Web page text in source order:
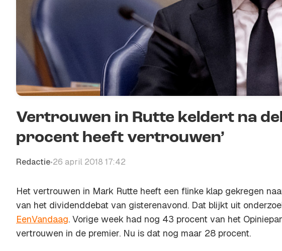
Vertrouwen in Rutte keldert na
procent heeft vertrouwen’
Redactie•26 april 2018 17:42
Het vertrouwen in Mark Rutte heeft een flinke klap gekregen
van het dividenddebat van gisterenavond. Dat blijkt uit
EenVandaag. Vorige week had nog 43 procent van het
vertrouwen in de premier. Nu is dat nog maar 28 procent.